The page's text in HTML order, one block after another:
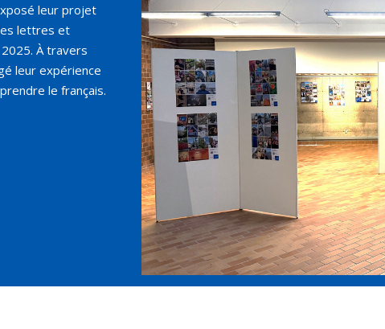
leur projet
lettres et
2025. À travers
leur expérience
le français.